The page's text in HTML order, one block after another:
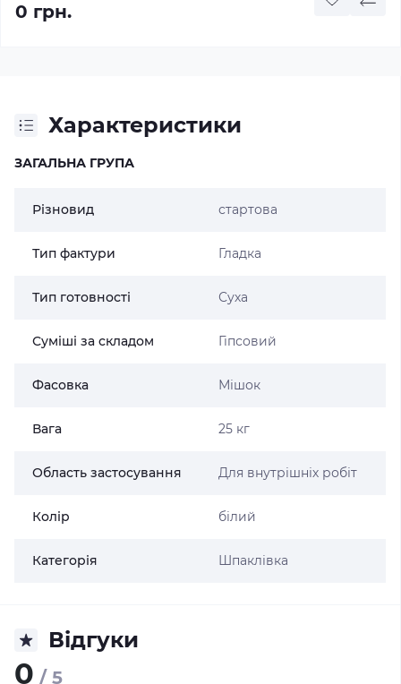
0 грн.
Характеристики
ЗАГАЛЬНА ГРУПА
Різновид стартова
Тип фактури Гладка
Тип готовності Суха
Суміші за складом Гіпсовий
Фасовка Мішок
Вага 25 кг
Область застосування Для внутрішніх робіт
Колір білий
Категорія Шпаклівка
Відгуки
0 / 5